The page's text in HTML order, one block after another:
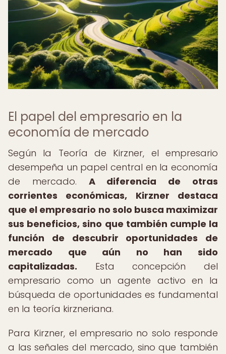
El papel del empresario en la
economía de mercado
Según la Teoría de Kirzner, el empresario
desempeña un papel central en la economía
de mercado. A diferencia de otras
corrientes económicas, Kirzner destaca
que el empresario no solo busca maximizar
sus beneficios, sino que también cumple la
función de descubrir oportunidades de
mercado que aún no han sido
capitalizadas. Esta concepción del
empresario como un agente activo en la
búsqueda de oportunidades es fundamental
en la teoría kirzneriana.
Para Kirzner, el empresario no solo responde
a las señales del mercado, sino que también